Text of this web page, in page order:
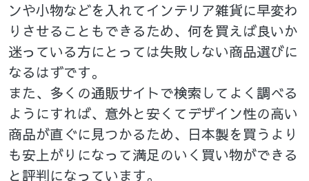
ンや小物などを入れてインテリア雑貨に早変わ
りさせることもできるため、何を買えば良いか
迷っている方にとっては失敗しない商品選びに
なるはずです。
また、多くの通販サイトで検索してよく調べる
ようにすれば、意外と安くてデザイン性の高い
商品が直ぐに見つかるため、日本製を買うより
も安上がりになって満足のいく買い物ができる
と評判になっています。